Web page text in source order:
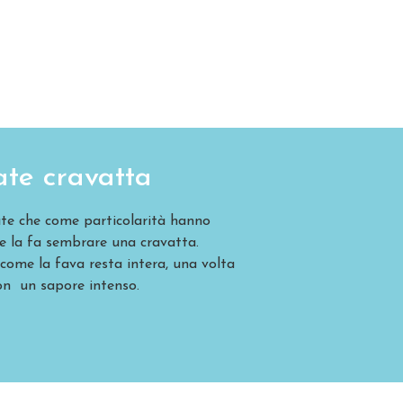
cravatta
che come particolarità hanno
la fa sembrare una cravatta.
la fava resta intera, una volta
un sapore intenso.